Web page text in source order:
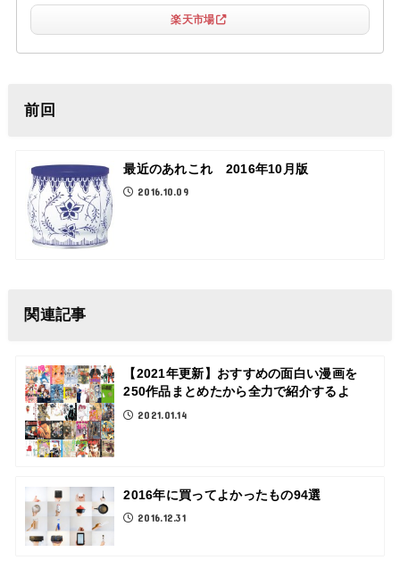
楽天市場
前回
最近のあれこれ 2016年10月版
2016.10.09
関連記事
【2021年更新】おすすめの面白い漫画を
250作品まとめたから全力で紹介するよ
2021.01.14
2016年に買ってよかったもの94選
2016.12.31